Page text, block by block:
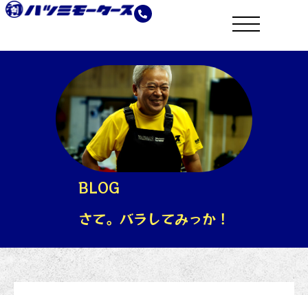
BLOG
さて。バラしてみっか！